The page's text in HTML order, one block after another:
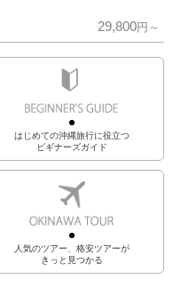
29,800円～
はじめての沖縄旅行に役立つ
ビギナーズガイド
人気のツアー、格安ツアーが
きっと見つかる